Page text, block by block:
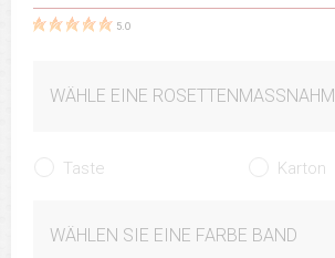
5.0
WÄHLE EINE ROSETTENMASSNAHME
Taste Karton
WÄHLEN SIE EINE FARBE BAND